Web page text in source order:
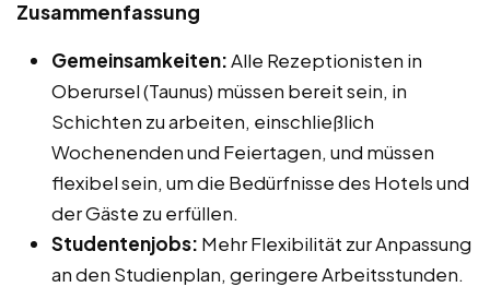
Zusammenfassung
Gemeinsamkeiten:Alle Rezeptionisten in
Oberursel (Taunus) müssen bereit sein, in
Schichten zu arbeiten, einschließlich
Wochenenden und Feiertagen, und müssen
flexibel sein, um die Bedürfnisse des Hotels und
der Gäste zu erfüllen.
Studentenjobs: Mehr Flexibilität zur Anpassung
an den Studienplan, geringere Arbeitsstunden.